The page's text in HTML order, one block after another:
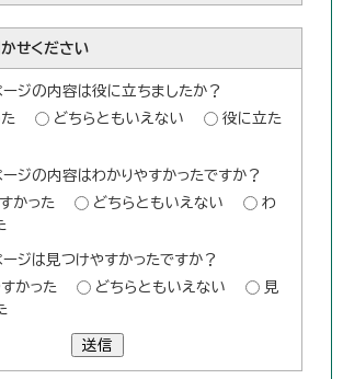
せください
ージの内容は役に立ちましたか？
どちらともいえない
役に立た
ージの内容はわかりやすかったですか？
かった
どちらともいえない
わ
ージは見つけやすかったですか？
かった
どちらともいえない
見
送信